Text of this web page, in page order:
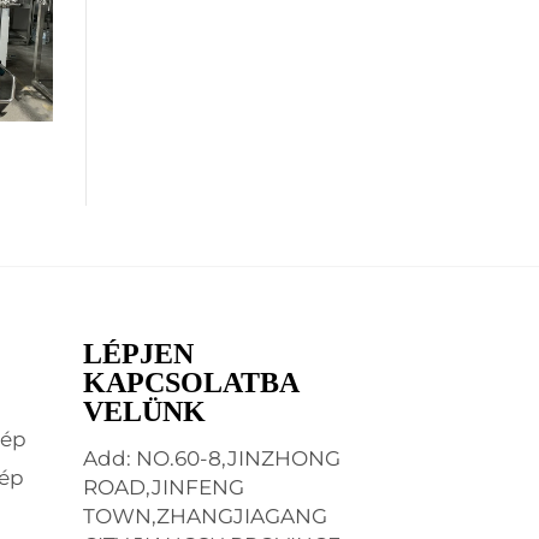
LÉPJEN
KAPCSOLATBA
VELÜNK
Add: NO.60-8,JINZHONG
ROAD,JINFENG
TOWN,ZHANGJIAGANG